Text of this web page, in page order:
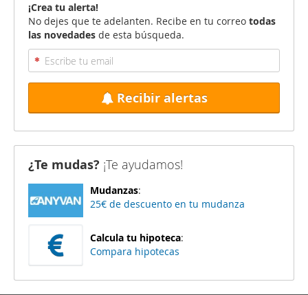
¡Crea tu alerta!
No dejes que te adelanten. Recibe en tu correo todas
las novedades de esta búsqueda.
Recibir alertas
¿Te mudas? ¡Te ayudamos!
Mudanzas:
25€ de descuento en tu mudanza
Calcula tu hipoteca:
Compara hipotecas